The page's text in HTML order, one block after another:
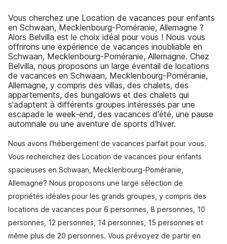
Vous cherchez une Location de vacances pour enfants
en Schwaan, Mecklenbourg-Poméranie, Allemagne ?
Alors Belvilla est le choix idéal pour vous ! Nous vous
offrirons une expérience de vacances inoubliable en
Schwaan, Mecklenbourg-Poméranie, Allemagne. Chez
Belvilla, nous proposons un large éventail de locations
de vacances en Schwaan, Mecklenbourg-Poméranie,
Allemagne, y compris des villas, des chalets, des
appartements, des bungalows et des chalets qui
s'adaptent à différents groupes intéressés par une
escapade le week-end, des vacances d'été, une pause
automnale ou une aventure de sports d'hiver.
Nous avons l'hébergement de vacances parfait pour vous.
Vous recherchez des Location de vacances pour enfants
spacieuses en Schwaan, Mecklenbourg-Poméranie,
Allemagne? Nous proposons une large sélection de
propriétés idéales pour les grands groupes, y compris des
locations de vacances pour 6 personnes, 8 personnes, 10
personnes, 12 personnes, 14 personnes, 15 personnes et
même plus de 20 personnes. Vous prévoyez de partir en